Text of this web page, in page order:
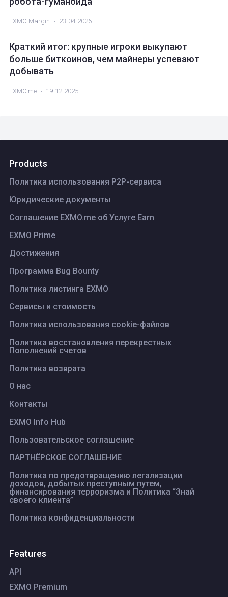
EXMO Margin 23-04-2026
Краткий итог: крупные игроки выкупают
больше биткоинов, чем майнеры успевают
добывать
EXMO.me 19-12-2025
Products
Политика использования P2P-сервиса
Юридические документы
Соглашение EXMO.me об Услуге Earn
EXMO Prime
Достижения
Программа Bug Bounty
Политика листинга ЕХМО
Сервисы и стоимость
Политика использования cookie-файлов
Политика восстановления перекрестных
Пополнений счетов
Политика возврата
О нас
Контакты
EXMO Info Hub
Пользовательское соглашение
ПАРТНЁРСКОЕ СОГЛАШЕНИЕ
Политика по предотвращению легализации
доходов, добытых преступным путем,
финансирования терроризма и Политика “Знай
своего клиента”
Политика конфиденциальности
Features
API
EXMO Premium